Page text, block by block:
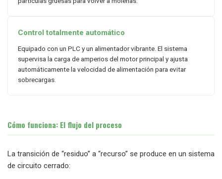
Control totalmente automático
Equipado con un PLC y un alimentador vibrante. El sistema
supervisa la carga de amperios del motor principal y ajusta
automáticamente la velocidad de alimentación para evitar
sobrecargas.
Cómo funciona: El flujo del proceso
La transición de “residuo” a “recurso” se produce en un sistema
de circuito cerrado: